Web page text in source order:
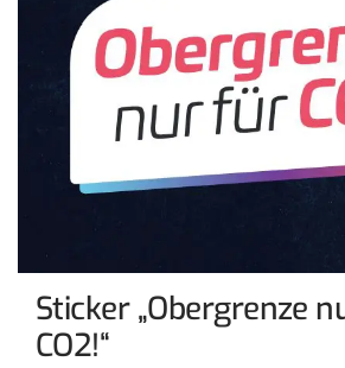
Sticker „Obergrenze
CO2!“